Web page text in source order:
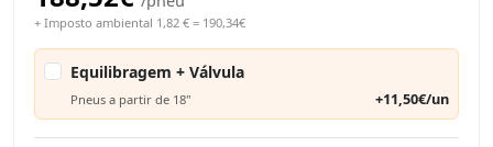
+ Imposto ambiental 1,82 € = 190,34€
Equilibragem + Válvula
Pneus a partir de 18" +11,50€/un